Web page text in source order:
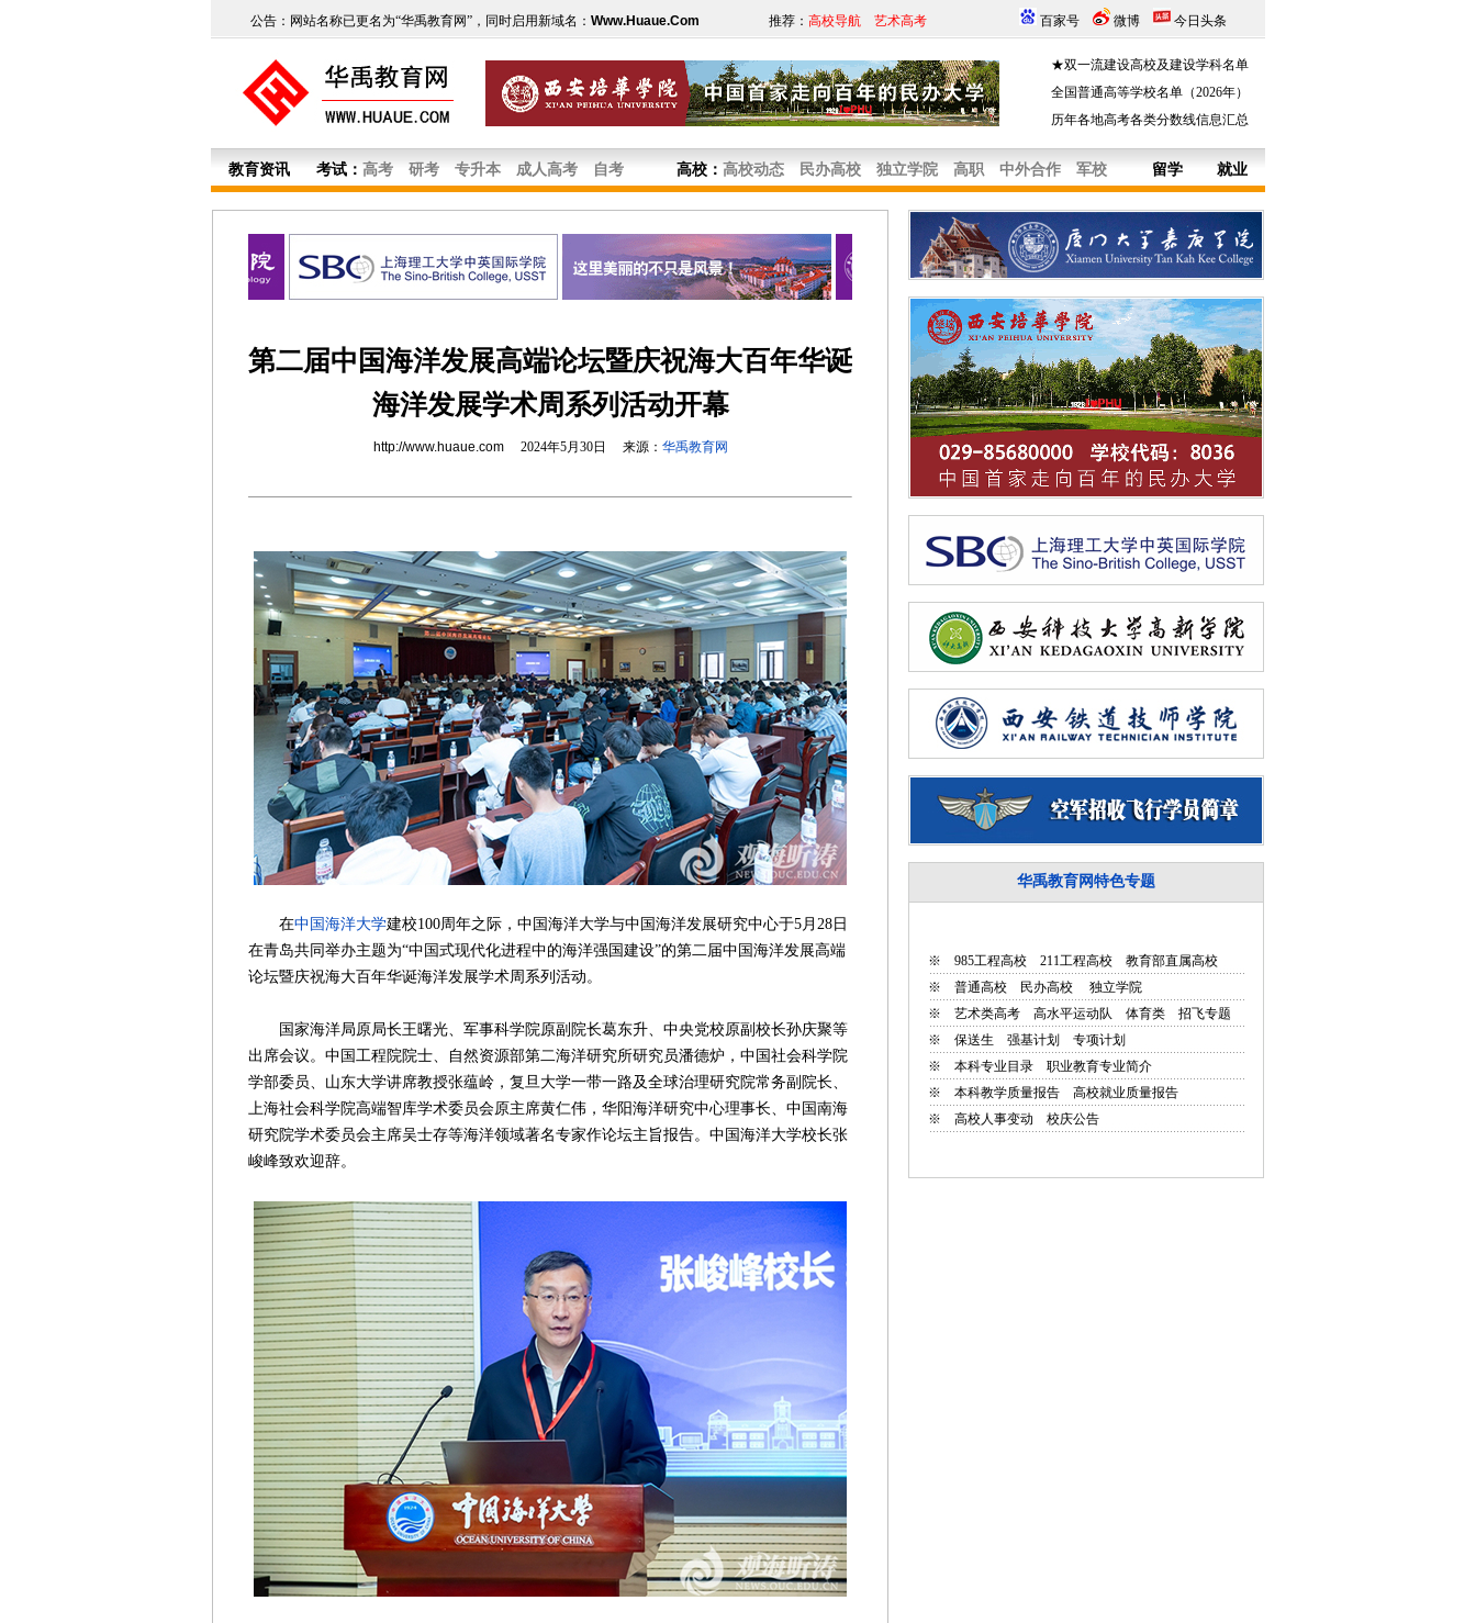
公告：网站名称已更名为“华禹教育网”，同时启用新域名： Www.Huaue.Com 推荐： 高校导航 艺术高考 百家号 微博 今日头条
★双一流建设高校及建设学科名单
全国普通高等学校名单（2026年）
历年各地高考各类分数线信息汇总
教育资讯 考试： 高考 研考 专升本 成人高考 自考 高校： 高校动态 民办高校 独立学院 高职 中外合作 军校 留学 就业
第二届中国海洋发展高端论坛暨庆祝海大百年华诞
海洋发展学术周系列活动开幕
http://www.huaue.com2024年5月30日 来源： 华禹教育网
在中国海洋大学建校100周年之际，中国海洋大学与中国海洋发展研究中心于5月28日
在青岛共同举办主题为“中国式现代化进程中的海洋强国建设”的第二届中国海洋发展高端
论坛暨庆祝海大百年华诞海洋发展学术周系列活动。
国家海洋局原局长王曙光、军事科学院原副院长葛东升、中央党校原副校长孙庆聚等
出席会议。中国工程院院士、自然资源部第二海洋研究所研究员潘德炉，中国社会科学院
学部委员、山东大学讲席教授张蕴岭，复旦大学一带一路及全球治理研究院常务副院长、
上海社会科学院高端智库学术委员会原主席黄仁伟，华阳海洋研究中心理事长、中国南海
研究院学术委员会主席吴士存等海洋领域著名专家作论坛主旨报告。中国海洋大学校长张
峻峰致欢迎辞。
华禹教育网特色专题
※ 985工程高校 211工程高校
教育部直属高校
※ 普通高校 民办高校
独立学院
※ 艺术类高考 高水平运动队 体育类
招飞专题
※ 保送生 强基计划
专项计划
※ 本科专业目录
职业教育专业简介
※ 本科教学质量报告
高校就业质量报告
※ 高校人事变动 校庆公告